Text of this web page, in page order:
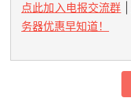
点此加入电报交流群
务器优惠早知道！